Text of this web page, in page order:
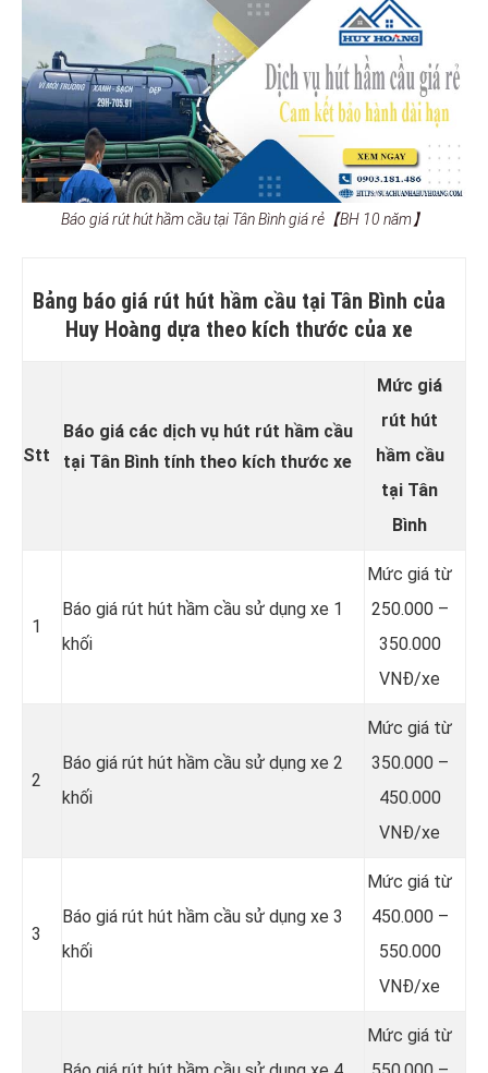
Báo giá rút hút hầm cầu tại Tân Bình giá rẻ【BH 10 năm】
Bảng báo giá rút hút hầm cầu tại Tân Bình của
Huy Hoàng dựa theo kích thước của xe
Stt
Báo giá các dịch vụ hút rút hầm cầu
tại Tân Bình tính theo kích thước xe
Mức giá
rút hút
hầm cầu
tại Tân
Bình
1
Báo giá rút hút hầm cầu sử dụng xe 1
khối
Mức giá từ
250.000 –
350.000
VNĐ/xe
2
Báo giá rút hút hầm cầu sử dụng xe 2
khối
Mức giá từ
350.000 –
450.000
VNĐ/xe
3
Báo giá rút hút hầm cầu sử dụng xe 3
khối
Mức giá từ
450.000 –
550.000
VNĐ/xe
Mức giá từ